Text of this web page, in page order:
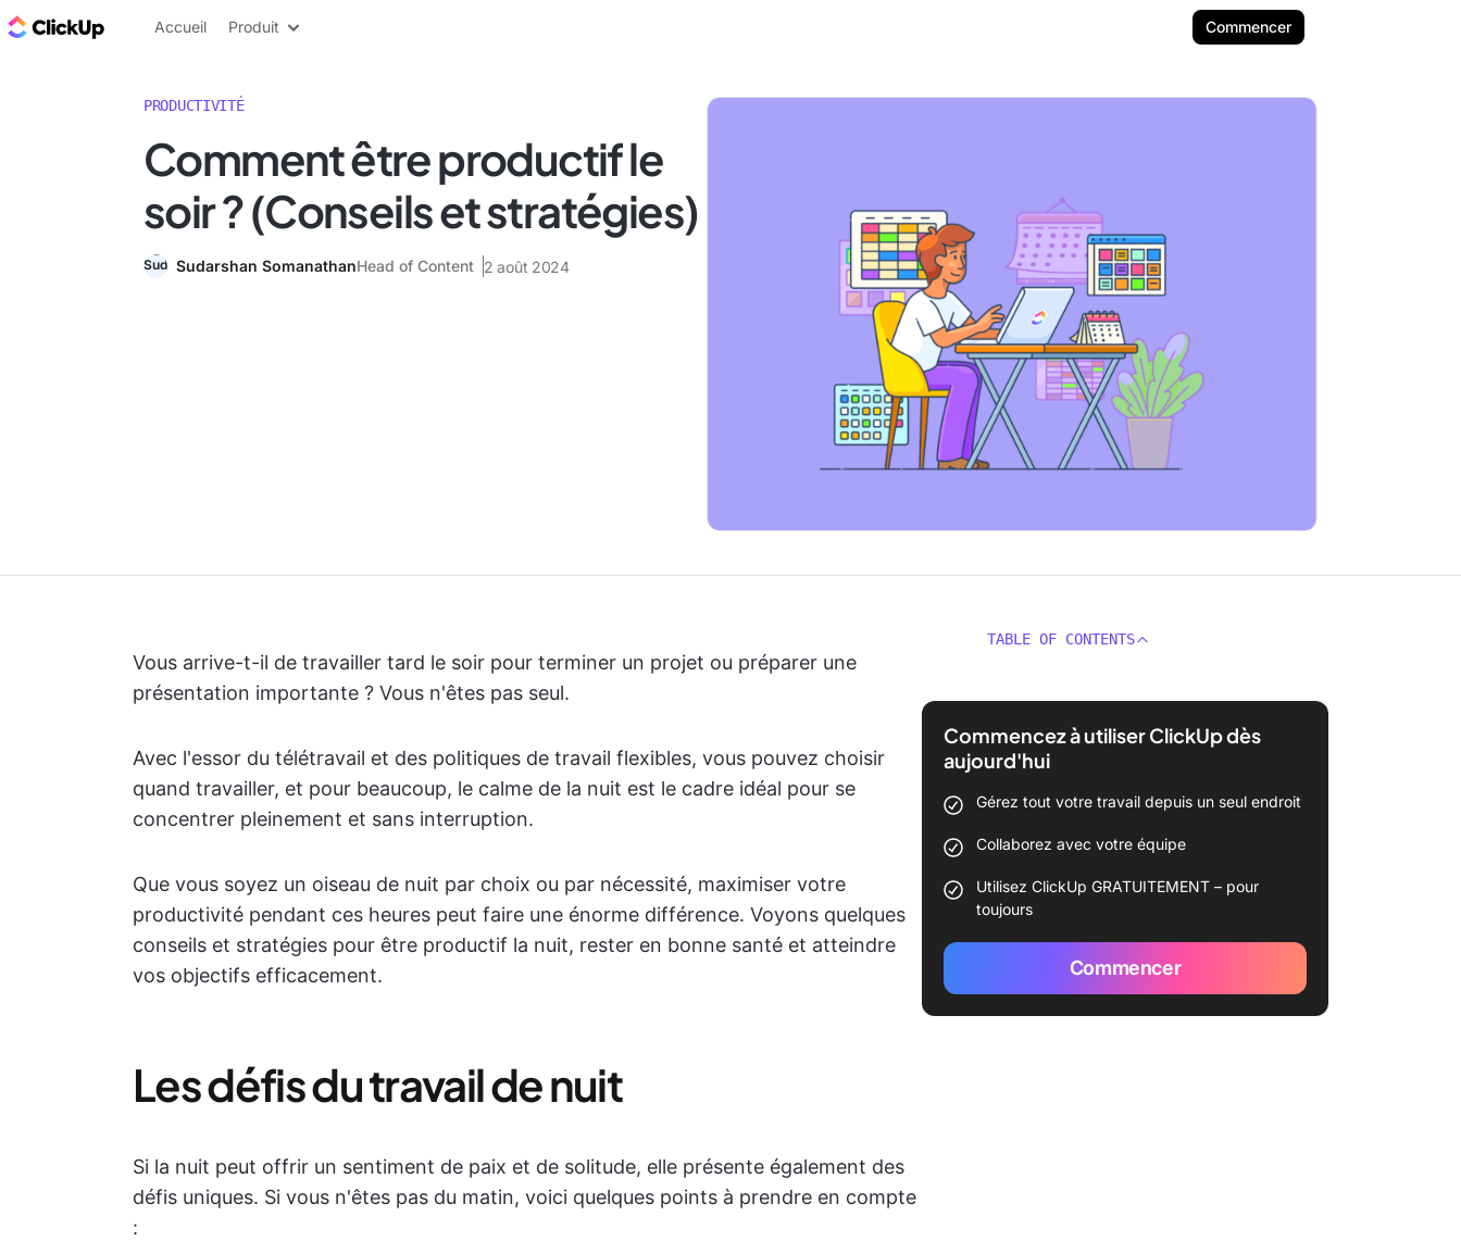
ClickUp Blog
Accueil Produit Commencer
PRODUCTIVITÉ
Comment être productif le
soir ? (Conseils et stratégies)
Sudarshan SomanathanHead of Content 2 août 2024
Vous arrive-t-il de travailler tard le soir pour terminer un projet ou préparer une
présentation importante ? Vous n'êtes pas seul.
Avec l'essor du télétravail et des politiques de travail flexibles, vous pouvez choisir
quand travailler, et pour beaucoup, le calme de la nuit est le cadre idéal pour se
concentrer pleinement et sans interruption.
Que vous soyez un oiseau de nuit par choix ou par nécessité, maximiser votre
productivité pendant ces heures peut faire une énorme différence. Voyons quelques
conseils et stratégies pour être productif la nuit, rester en bonne santé et atteindre
vos objectifs efficacement.
Les défis du travail de nuit
Si la nuit peut offrir un sentiment de paix et de solitude, elle présente également des
défis uniques. Si vous n'êtes pas du matin, voici quelques points à prendre en compte
:
TABLE OF CONTENTS
Commencez à utiliser ClickUp dès
aujourd'hui
Gérez tout votre travail depuis un seul endroit
Collaborez avec votre équipe
Utilisez ClickUp GRATUITEMENT – pour
toujours
Commencer